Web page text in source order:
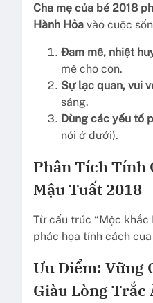
Cha mẹ của bé 2018
Hành Hỏa vào cuộc
Đam mê, nhiệt
mê cho con.
Sự lạc quan, vui
sáng.
Dùng các yếu tố
nói ở dưới).
Phân Tích Tính
Mậu Tuất 2018
Từ cấu trúc “Mộc khắc
phác họa tính cách của
Ưu Điểm: Vững
Giàu Lòng Trắc